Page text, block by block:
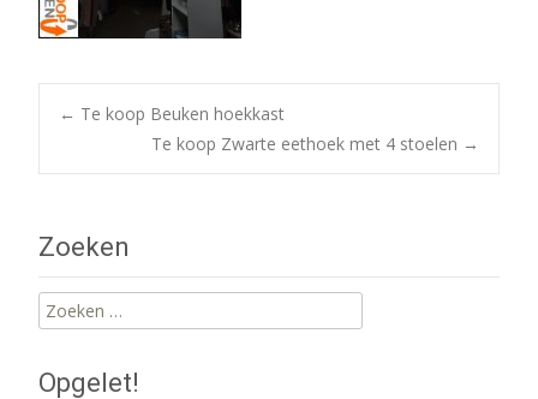
Post
← Te koop Beuken hoekkast
Te koop Zwarte eethoek met 4 stoelen →
Zoeken
Zoeken
naar:
Opgelet!